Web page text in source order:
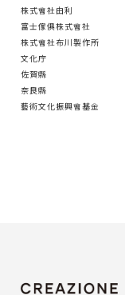
株式會社由利
富士傢俱株式會社
株式會社布川製作所
文化庁
佐賀縣
奈良縣
藝術文化振興會基金